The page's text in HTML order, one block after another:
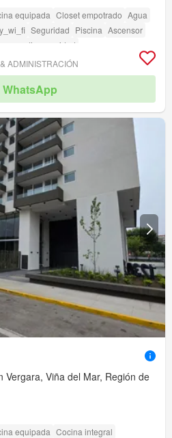
equipada Closet empotrado Agua
Seguridad Piscina Ascensor
con discapacidad
ADMINISTRACIÓN
WhatsApp
Vergara, Viña del Mar, Región de
equipada Cocina integral